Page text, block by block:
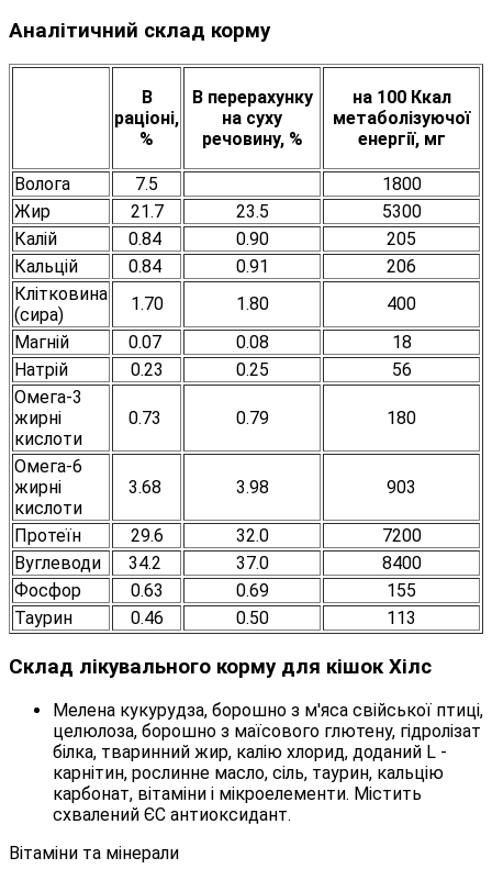
Аналітичний склад корму
В
раціоні,
%
В перерахунку
на суху
речовину, %
на 100 Ккал
метаболізуючої
енергії, мг
Волога 7.5
1800
Жир
21.7 23.5
5300
Калій
0.84 0.90
205
Кальцій
0.84 0.91
206
Клітковина
(сира)
1.70 1.80
400
Магній
0.07 0.08
18
Натрій
0.23 0.25
56
Омега-3
жирні
кислоти
0.73 0.79 180
Омега-6
жирні
кислоти
3.68 3.98 903
Протеїн 29.6 32.0
7200
Вуглеводи
34.2 37.0
8400
Фосфор
0.63 0.69
155
Таурин
0.46 0.50 113
Склад лікувального корму для кішок Хілс
Мелена кукурудза, борошно з м'яса свійської птиці,
целюлоза, борошно з маїсового глютену, гідролізат
білка, тваринний жир, калію хлорид, доданий L -
карнітин, рослинне масло, сіль, таурин, кальцію
карбонат, вітаміни і мікроелементи. Містить
схвалений ЄС антиоксидант.
Вітаміни та мінерали